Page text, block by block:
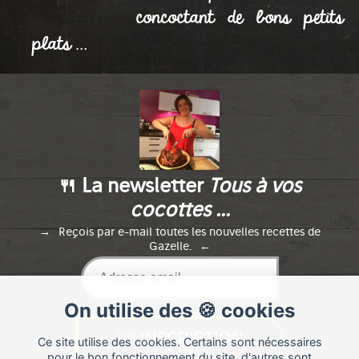
Publié le 12/10/2017 à 17:02
concoctant de bons petits
plats ...
On utilise des 🍪 cookies
Ce site utilise des cookies. Certains sont nécessaires
🍴 La newsletter Tous à vos
cocottes ...
Reçois par e-mail toutes les nouvelles recettes de
Gazelle.